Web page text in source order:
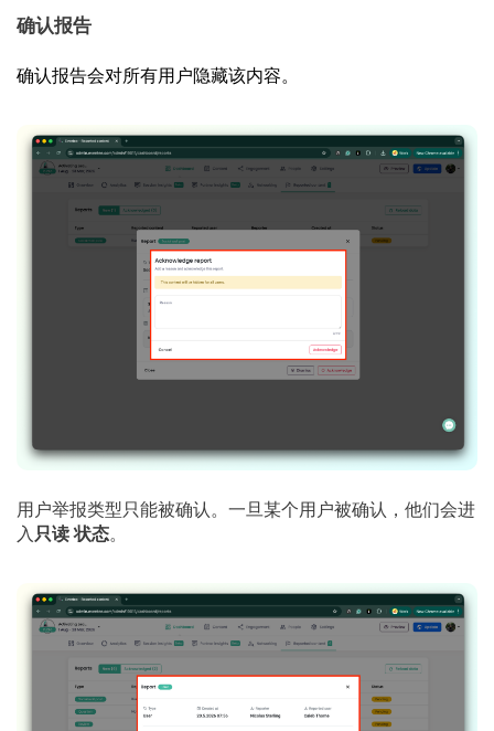
确认报告
确认报告会对所有用户隐藏该内容。
用户举报类型只能被确认。一旦某个用户被确认，他们会进
入只读状态。